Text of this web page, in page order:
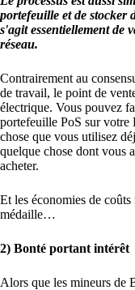
portefeuille et de stocker
s'agit essentiellement de
réseau.
Contrairement au
de travail, le point de
électrique. Vous pouvez
portefeuille PoS sur
chose que vous utilisez
quelque chose dont vous
acheter.
Et les économies de coûts
médaille…
2) Bonté portant intérêt
Alors que les mineurs de